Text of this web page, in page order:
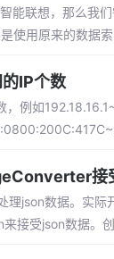
能联想，那么我
使用原来的数据
来源
IP个数
，例如
接
json数据。实际
接受json数据。